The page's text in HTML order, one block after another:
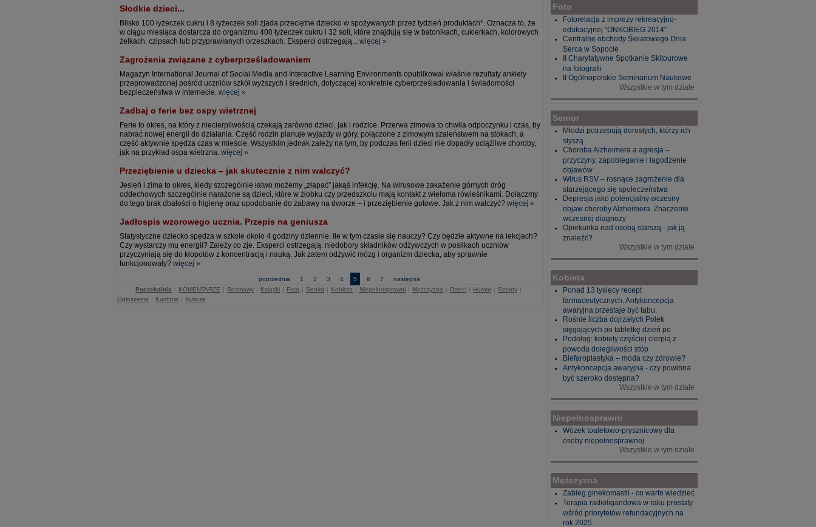
Słodkie dzieci...
Blisko 100 łyżeczek cukru i 8 łyżeczek soli zjada przeciętne dziecko w spożywanych przez tydzień produktach*. Oznacza to, że
w ciągu miesiąca dostarcza do organizmu 400 łyżeczek cukru i 32 soli, które znajdują się w batonikach, cukierkach, kolorowych
żelkach, czipsach lub przyprawianych orzeszkach. Eksperci ostrzegają... więcej »
Zagrożenia związane z cyberprześladowaniem
Magazyn International Journal of Social Media and Interactive Learning Environments opublikował właśnie rezultaty ankiety
przeprowadzonej pośród uczniów szkół wyższych i średnich, dotyczącej konkretnie cyberprześladowania i świadomości
bezpieczeństwa w internecie. więcej »
Zadbaj o ferie bez ospy wietrznej
Ferie to okres, na który z niecierpliwością czekają zarówno dzieci, jak i rodzice. Przerwa zimowa to chwila odpoczynku i czas, by
nabrać nowej energii do działania. Część rodzin planuje wyjazdy w góry, połączone z zimowym szaleństwem na stokach, a
część aktywnie spędza czas w mieście. Wszystkim jednak zależy na tym, by podczas ferii dzieci nie dopadły uciążliwe choroby,
jak na przykład ospa wietrzna. więcej »
Przeziębienie u dziecka – jak skutecznie z nim walczyć?
Jesień i zima to okres, kiedy szczególnie łatwo możemy „złapać” jakąś infekcję. Na wirusowe zakażenie górnych dróg
oddechowych szczególnie narażone są dzieci, które w żłobku czy przedszkolu mają kontakt z wieloma rówieśnikami. Dołączmy
do tego brak dbałości o higienę oraz upodobanie do zabawy na dworze – i przeziębienie gotowe. Jak z nim walczyć? więcej »
Jadłospis wzorowego ucznia. Przepis na geniusza
Statystyczne dziecko spędza w szkole około 4 godziny dziennie. Ile w tym czasie się nauczy? Czy będzie aktywne na lekcjach?
Czy wystarczy mu energii? Zależy co zje. Eksperci ostrzegają: niedobory składników odżywczych w posiłkach uczniów
przyczyniają się do kłopotów z koncentracją i nauką. Jak zatem odżywić mózg i organizm dziecka, aby sprawnie
funkcjonowały? więcej »
poprzednia 1 2 3 4 5 6 7
następna
Poczekalnia | KOMENTARZE | Rozmowy | Książki | Foto | Senior | Kobieta | Niepełnosprawni | Mężczyzna | Dzieci | Humor | Szepty |
Ogłoszenia | Kuchnia | Kultura
Foto
Fotorelacja z imprezy rekreacyjno-
edukacyjnej "ONKOBIEG 2014"
Centralne obchody Światowego Dnia
Serca w Sopocie
II Charytatywne Spotkanie Skitourowe
na fotografii
II Ogólnopolskie Seminarium Naukowe
Wszystkie w tym dziale
Senior
Młodzi potrzebują dorosłych, którzy ich
słyszą
Choroba Alzheimera a agresja –
przyczyny, zapobieganie i łagodzenie
objawów
Wirus RSV – rosnące zagrożenie dla
starzejącego się społeczeństwa
Depresja jako potencjalny wczesny
objaw choroby Alzheimera. Znaczenie
wczesnej diagnozy
Opiekunka nad osobą starszą - jak ją
znaleźć?
Wszystkie w tym dziale
Kobieta
Ponad 13 tysięcy recept
farmaceutycznych. Antykoncepcja
awaryjna przestaje być tabu.
Rośnie liczba dojrzałych Polek
sięgających po tabletkę dzień po
Podolog: kobiety częściej cierpią z
powodu dolegliwości stóp
Blefaroplastyka – moda czy zdrowie?
Antykoncepcja awaryjna - czy powinna
być szeroko dostępna?
Wszystkie w tym dziale
Niepełnosprawni
Wózek toaletowo-prysznicowy dla
osoby niepełnosprawnej
Wszystkie w tym dziale
Mężczyzna
Zabieg ginekomastii - co warto wiedzieć
Terapia radioligandowa w raku prostaty
wśród priorytetów refundacyjnych na
rok 2025